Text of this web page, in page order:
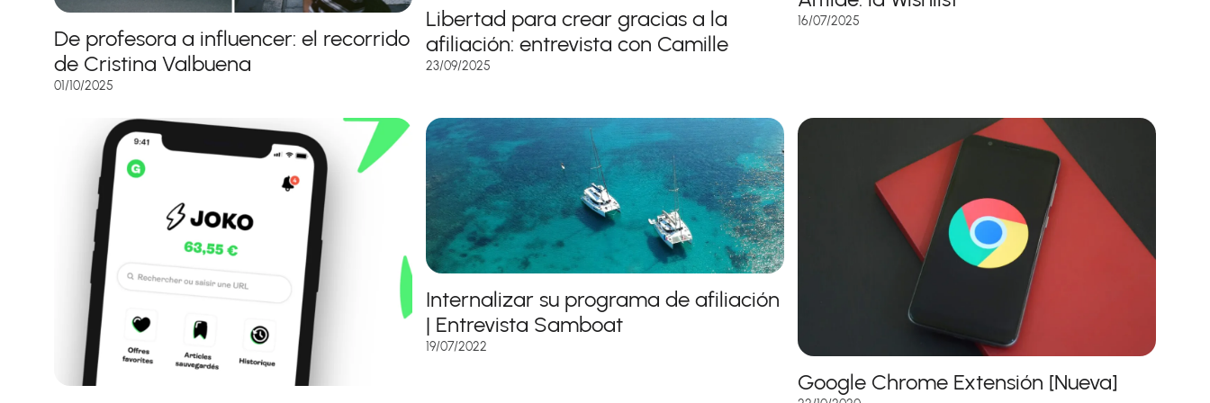
De profesora a influencer: el recorrido
de Cristina Valbuena
01/10/2025
Libertad para crear gracias a la
afiliación: entrevista con Camille
23/09/2025
16/07/2025
Internalizar su programa de afiliación
| Entrevista Samboat
19/07/2022
Google Chrome Extensión [Nueva]